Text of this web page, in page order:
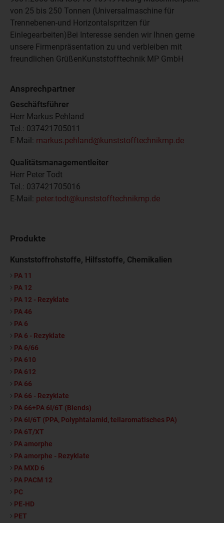
von 25 bis 250 Tonnen (Universalmaschine für
Trennebenen-und Horizontalspritzen für
Einlegearbeiten)Bei Interesse senden wir Ihnen gerne
unsere Firmenpräsentation zu und verbleiben mit
freundlichen GrüßenKunststofftechnik MP GmbH
Ansprechpartner
Geschäftsführer
Herr Markus Pehland
Tel.: 037421705011
E-Mail: markus.pehland@kunststofftechnikmp.de
Qualitätsmanagementleiter
Herr Peter Todt
Tel.: 037421705016
E-Mail: peter.todt@kunststofftechnikmp.de
Produkte
Kunststoffrohstoffe, Hilfsstoffe, Chemikalien
PA 11
PA 12
PA 12 - Rezyklate
PA 46
PA 6
PA 6 - Rezyklate
PA 6/66
PA 610
PA 612
PA 66
PA 66 - Rezyklate
PA 66+PA 6I/6T (Blends)
PA 6I/6T (PPA, Polyphtalamid, teilaromatisches PA)
PA 6T/XT
PA amorphe
PA amorphe - Rezyklate
PA MXD 6
PA PACM 12
PC
PE-HD
PET